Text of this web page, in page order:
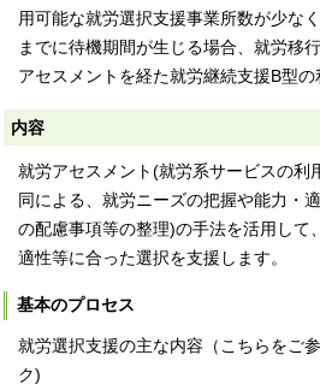
用可能な就労選択支援事業所数が少な
までに待機期間が生じる場合、就労移
アセスメントを経た就労継続支援B型の
内容
就労アセスメント(就労系サービスの利
同による、就労ニーズの把握や能力・
の配慮事項等の整理)の手法を活用して
適性等に合った選択を支援します。
基本のプロセス
就労選択支援の主な内容（こちらをご
ク)